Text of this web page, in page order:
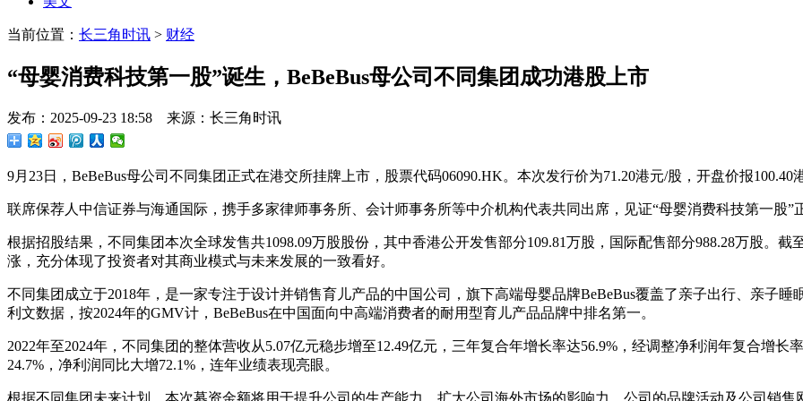
当前位置： 长三角时讯 > 财经
“母婴消费科技第一股”诞生，BeBeBus母公司不同集团成功港股上市
发布：2025-09-23 18:58 来源：长三角时讯
9月23日，BeBeBus母公司不同集团正式在港交所挂牌上市，股票代码06090.HK。本次发行价为71.20港元/股，开盘价报
联席保荐人中信证券与海通国际，携手多家律师事务所、会计师事务所等中介机构代表共同出席，见证“母婴消费科技第一股
根据招股结果，不同集团本次全球发售共1098.09万股股份，其中香港公开发售部分109.81万股，国际配售部分988.28万股。
涨，充分体现了投资者对其商业模式与未来发展的一致看好。
不同集团成立于2018年，是一家专注于设计并销售育儿产品的中国公司，旗下高端母婴品牌BeBeBus覆盖了亲子出行、亲子
利文数据，按2024年的GMV计，BeBeBus在中国面向中高端消费者的耐用型育儿产品品牌中排名第一。
2022年至2024年，不同集团的整体营收从5.07亿元稳步增至12.49亿元，三年复合年增长率达56.9%，经调整净利润年复合增长
24.7%，净利润同比大增72.1%，连年业绩表现亮眼。
根据不同集团未来计划，本次募资金额将用于提升公司的生产能力、扩大公司海外市场的影响力、公司的品牌活动及公司销